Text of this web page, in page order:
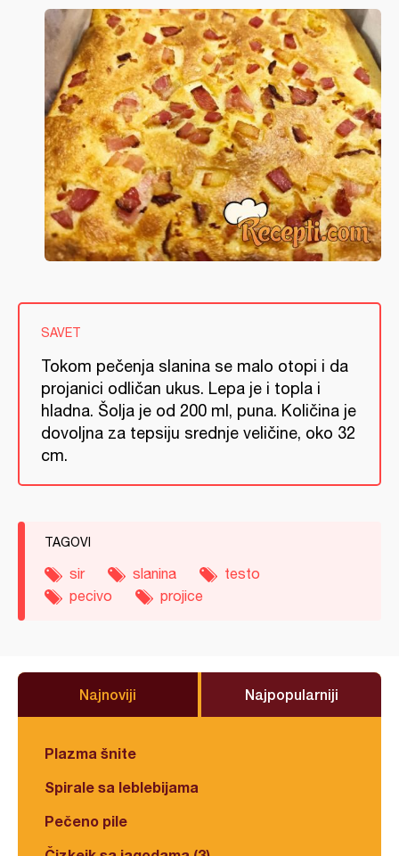
SAVET
Tokom pečenja slanina se malo otopi i da
projanici odličan ukus. Lepa je i topla i
hladna. Šolja je od 200 ml, puna. Količina je
dovoljna za tepsiju srednje veličine, oko 32
cm.
TAGOVI
sir slanina
testo
pecivo
projice
Najnoviji Najpopularniji
Plazma šnite
Spirale sa leblebijama
Pečeno pile